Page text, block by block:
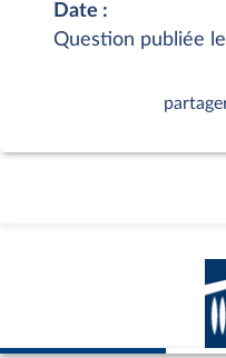
Date :
Question publiée le